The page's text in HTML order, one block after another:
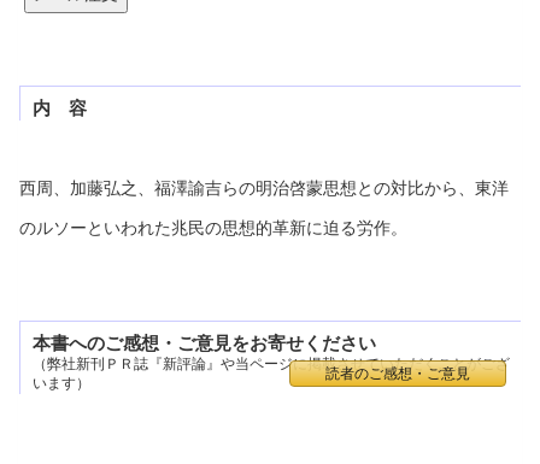
内 容
西周、加藤弘之、福澤諭吉らの明治啓蒙思想との対比から、東洋
のルソーといわれた兆民の思想的革新に迫る労作。
本書へのご感想・ご意見をお寄せください
（弊社新刊ＰＲ誌『新評論』や当ページに掲載させていただくことがござ
います）
読者のご感想・ご意見